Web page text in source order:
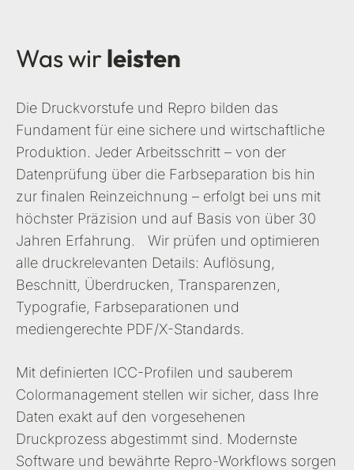
Was wirleisten
Die Druckvorstufe und Repro bilden das
Fundament für eine sichere und wirtschaftliche
Produktion. Jeder Arbeitsschritt – von der
Datenprüfung über die Farbseparation bis hin
zur finalen Reinzeichnung – erfolgt bei uns mit
höchster Präzision und auf Basis von über 30
Jahren Erfahrung. Wir prüfen und optimieren
alle druckrelevanten Details: Auflösung,
Beschnitt, Überdrucken, Transparenzen,
Typografie, Farbseparationen und
mediengerechte PDF/X-Standards.
Mit definierten ICC-Profilen und sauberem
Colormanagement stellen wir sicher, dass Ihre
Daten exakt auf den vorgesehenen
Druckprozess abgestimmt sind. Modernste
Software und bewährte Repro-Workflows sorgen